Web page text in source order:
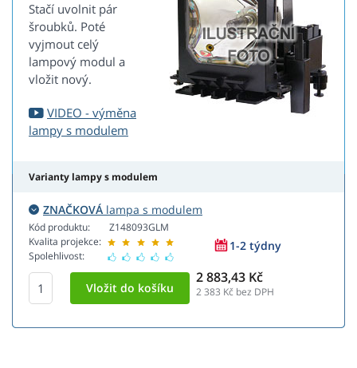
Stačí uvolnit pár
šroubků. Poté
vyjmout celý
lampový modul a
vložit nový.
VIDEO - výměna
lampy s modulem
Varianty lampy s modulem
ZNAČKOVÁ lampa s modulem
Kód produktu:
Kvalita projekce:
Spolehlivost:
Z148093GLM
1-2 týdny
2 883,43 Kč
2 383 Kč bez DPH